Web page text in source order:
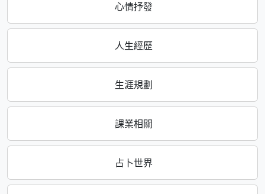
心情抒發
人生經歷
生涯規劃
課業相關
占卜世界